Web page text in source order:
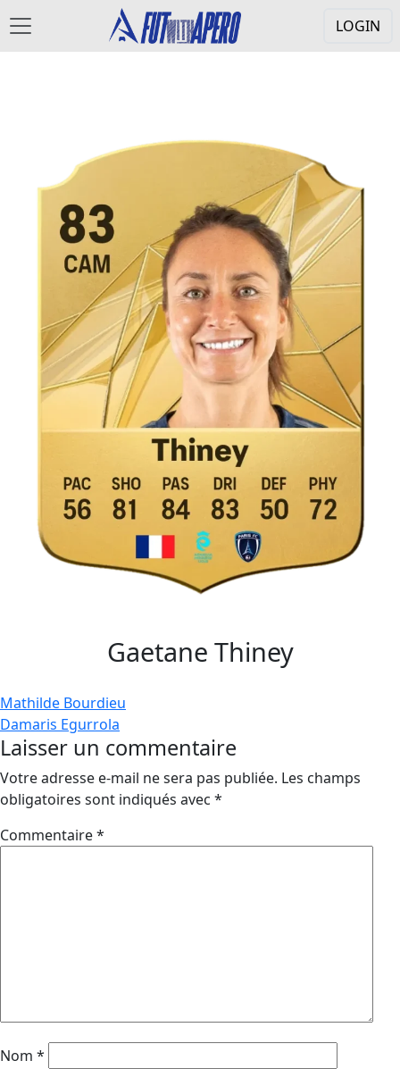
LOGIN
Gaetane Thiney
Navigation
de
l’article
Mathilde Bourdieu
Damaris Egurrola
Laisser un commentaire
Votre adresse e-mail ne sera pas publiée. Les champs
obligatoires sont indiqués avec *
Commentaire*
Nom *